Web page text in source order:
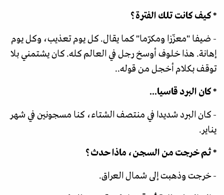
* كيف كانت تلك الفترة؟
- ضيفا "معزّزا ومكرّما" كما يقال. كل يوم تعذيب، وكل يوم
إهانة. هذا خلوف أوسخ رجل في العالم كله. كان يشتمني بلا
توقف بكلام أخجل من قوله..
* كان البرد قاسيا...
- كان البرد شديدا في منتصف الشتاء، كنا مسجونين في شهر
يناير.
* ثم خرجت من السجن، ماذا حدث؟
- خرجت وذهبت إلى شمال العراق.